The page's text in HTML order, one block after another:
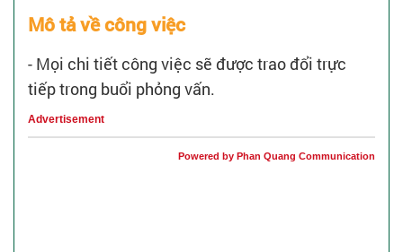
Mô tả về công việc
- Mọi chi tiết công việc sẽ được trao đổi trực
tiếp trong buổi phỏng vấn.
Advertisement
Powered by Phan Quang Communication